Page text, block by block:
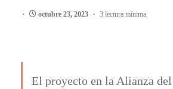
octubre 23, 2023 3 lectura mínima
El proyecto en la Alianza